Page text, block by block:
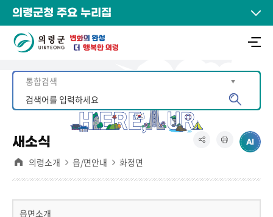
의령군청 주요 누리집
새소식
의령소개 읍/면안내 화정면
읍면소개